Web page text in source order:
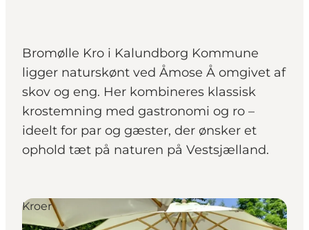
Planlegg reisen
Bromølle Kro i Kalundborg Kommune
ligger naturskønt ved Åmose Å omgivet af
skov og eng. Her kombineres klassisk
krostemning med gastronomi og ro –
ideelt for par og gæster, der ønsker et
ophold tæt på naturen på Vestsjælland.
Kroer